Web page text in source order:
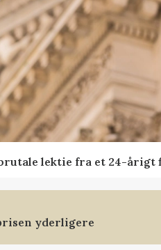
lektie fra et 24-årigt
yderligere